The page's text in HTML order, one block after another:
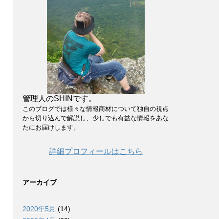
管理人のSHINです。
このブログでは様々な情報商材について独自の視点
から切り込んで解説し、少しでも有益な情報をあな
たにお届けします。
詳細プロフィールはこちら
アーカイブ
2020年5月 (14)